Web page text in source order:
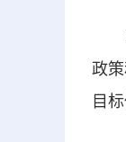
习
政
目